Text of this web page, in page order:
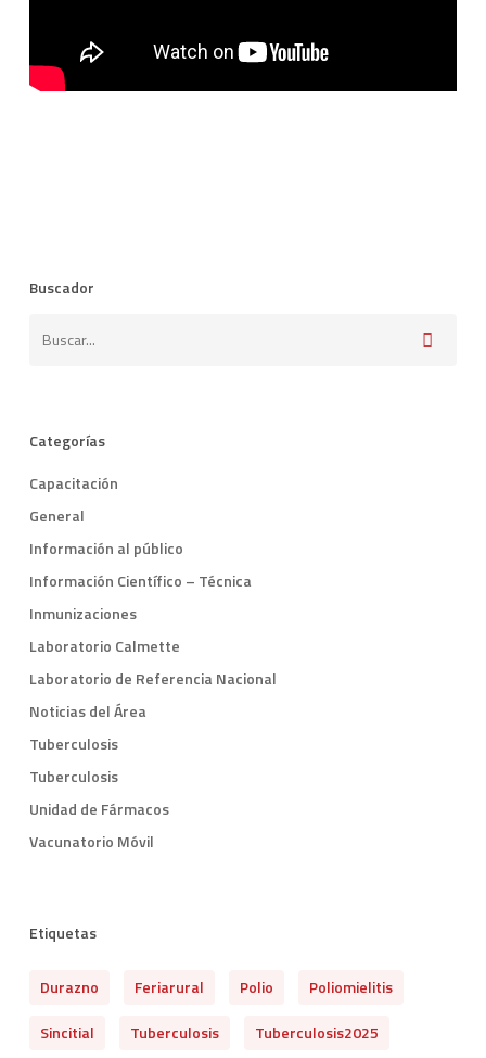
Buscador
Categorías
Capacitación
General
Información al público
Información Científico – Técnica
Inmunizaciones
Laboratorio Calmette
Laboratorio de Referencia Nacional
Noticias del Área
Tuberculosis
Tuberculosis
Unidad de Fármacos
Vacunatorio Móvil
Etiquetas
Durazno Feriarural Polio
Poliomielitis
Sincitial
Tuberculosis
Tuberculosis2025